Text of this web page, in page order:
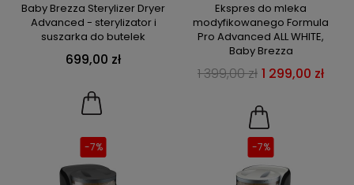
Baby Brezza Sterylizer Dryer
Advanced - sterylizator i
suszarka do butelek
699,00 zł
Ekspres do mleka
modyfikowanego Formula
Pro Advanced ALL WHITE,
Baby Brezza
1 399,00 zł 1 299,00 zł
-7% -7%